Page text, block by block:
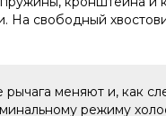
На свободный
меняют и, как
режиму